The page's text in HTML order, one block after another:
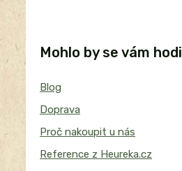
Mohlo by se vám
Blog
Doprava
Proč nakoupit u nás
Reference z Heureka.cz